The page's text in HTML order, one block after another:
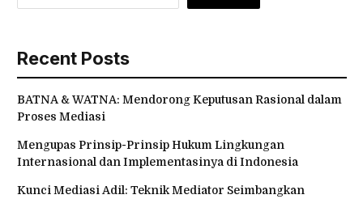
Recent Posts
BATNA & WATNA: Mendorong Keputusan Rasional dalam
Proses Mediasi
Mengupas Prinsip-Prinsip Hukum Lingkungan
Internasional dan Implementasinya di Indonesia
Kunci Mediasi Adil: Teknik Mediator Seimbangkan